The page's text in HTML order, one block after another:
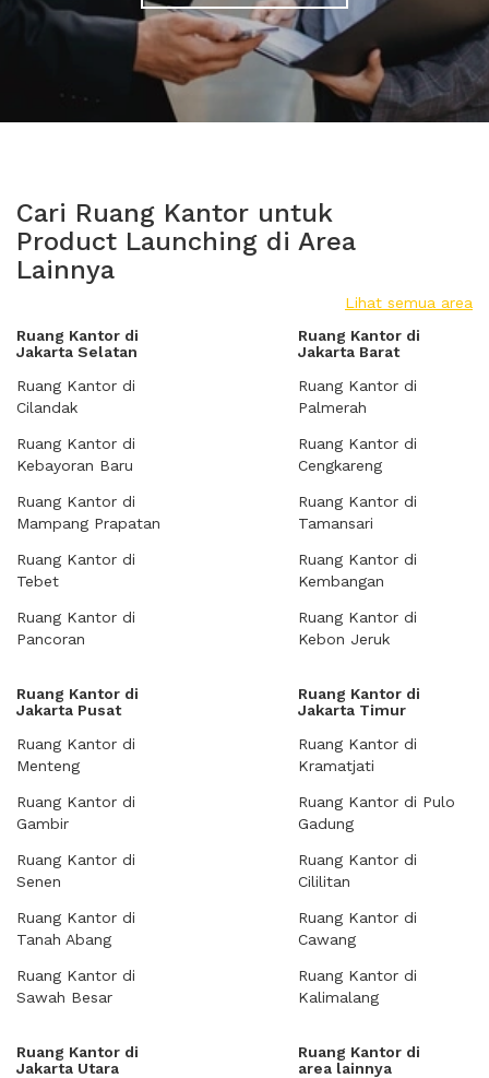
Cari Ruang Kantor untuk
Product Launching di Area
Lainnya
Lihat semua area
Ruang Kantor di
Jakarta Selatan
Ruang Kantor di
Cilandak
Ruang Kantor di
Kebayoran Baru
Ruang Kantor di
Mampang Prapatan
Ruang Kantor di
Tebet
Ruang Kantor di
Pancoran
Ruang Kantor di
Jakarta Barat
Ruang Kantor di
Palmerah
Ruang Kantor di
Cengkareng
Ruang Kantor di
Tamansari
Ruang Kantor di
Kembangan
Ruang Kantor di
Kebon Jeruk
Ruang Kantor di
Jakarta Pusat
Ruang Kantor di
Menteng
Ruang Kantor di
Gambir
Ruang Kantor di
Senen
Ruang Kantor di
Tanah Abang
Ruang Kantor di
Sawah Besar
Ruang Kantor di
Jakarta Timur
Ruang Kantor di
Kramatjati
Ruang Kantor di Pulo
Gadung
Ruang Kantor di
Cililitan
Ruang Kantor di
Cawang
Ruang Kantor di
Kalimalang
Ruang Kantor di
Jakarta Utara
Ruang Kantor di
area lainnya